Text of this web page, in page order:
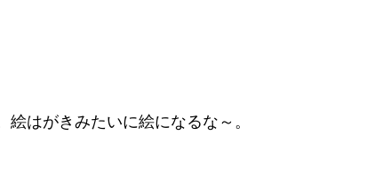
はがきみたいに絵になるな～。